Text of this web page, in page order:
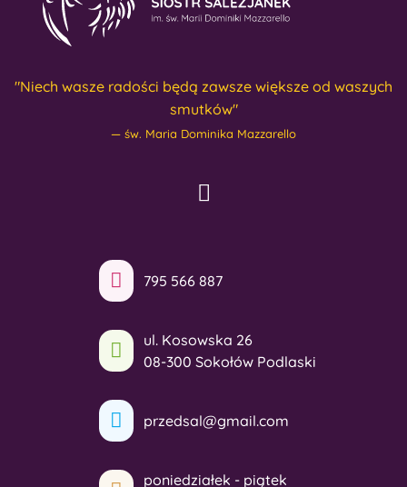
"Niech wasze radości będą zawsze większe od waszych
smutków"
św. Maria Dominika Mazzarello
795 566 887
ul. Kosowska 26
08-300 Sokołów Podlaski
przedsal@gmail.com
poniedziałek - piątek